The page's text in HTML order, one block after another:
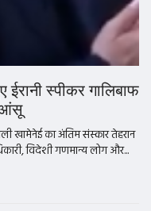
स्पीकर गालिबाफ
आंसू
खामेनेई का अंतिम संस्कार तेहरान
विदेशी गणमान्य लोग और...